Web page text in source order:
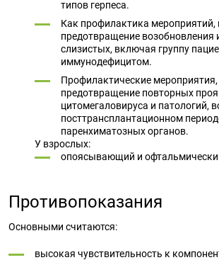
типов герпеса.
Как профилактика мероприятий,
предотвращение возобновления
слизистых, включая группу
иммунодефицитом.
Профилактические
предотвращение повторных
цитомегаловируса и патологий,
посттрансплантационном
паренхиматозных органов.
У взрослых:
опоясывающий и
Противопоказания
Основными считаются:
высокая чувствительность к